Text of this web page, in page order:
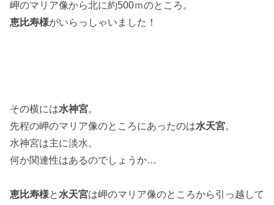
岬のマリア像から北に約500ｍのところ。
恵比寿様がいらっしゃいました！
その横には水神宮。
先程の岬のマリア像のところにあったのは水天宮。
水神宮は主に淡水。
何か関連性はあるのでしょうか…
恵比寿様と 水天宮は岬のマリア像のところから引っ越して